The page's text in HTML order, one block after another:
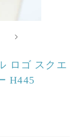
ロゴ スクエ
H445